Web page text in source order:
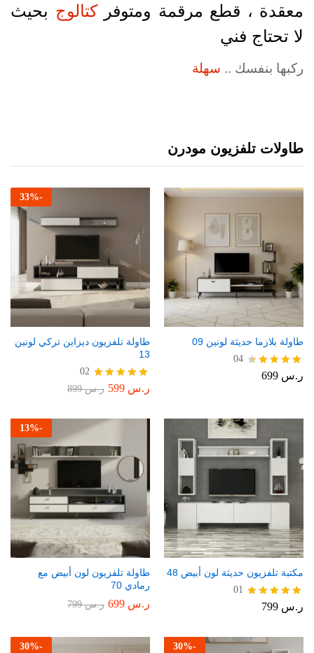
معقدة ، قطع مرقمة ومتوفركتالوج بحيث
لا تحتاج فني
ركبها بنفسك .. سهلة
طاولات تلفزيون مودرن
طاولة بلازما حديثة لونين 09
تم التقييم
04
ر.س
-
33%
طاولة تلفزيون ديزاين تركي لونين
13
تم التقييم
02
ر.س ر.س899
مكتبة تلفزيون حديثة لون أبيض 48
تم التقييم
01
ر.س
-
13%
طاولة تلفزيون لون أبيض مع
رمادي 70
ر.س ر.س799
-
30%
-
30%